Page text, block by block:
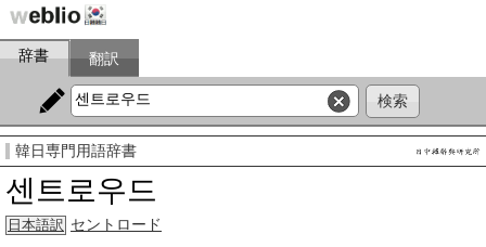
辞書 翻訳
韓日専門用語辞書
센트로우드
日本語訳 セントロード